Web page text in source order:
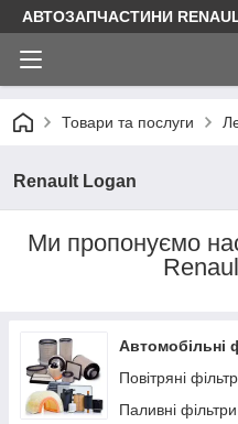
АВТОЗАПЧАСТИНИ
Товари та послуги
Renault Logan
Ми пропонуємо
Автомобільні
Повітряні
Паливні фільтри